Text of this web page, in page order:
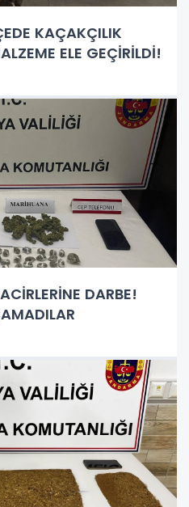
KAÇAKÇILIK
ELE GEÇİRİLDİ!
DARBE!